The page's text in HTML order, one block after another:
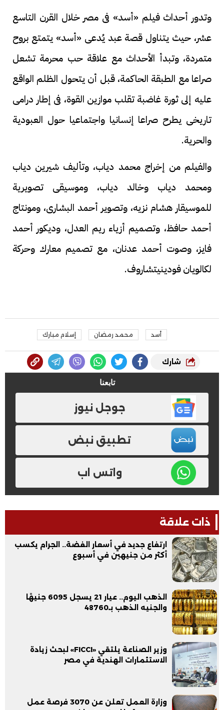
وتدور أحداث فيلم «أسد» فى مصر خلال القرن التاسع
عشر، حيث يتناول قصة عبد يُدعى «أسد» يتمتع بروح
متمردة، وتبدأ الأحداث مع علاقة حب محرمة تشعل
صراعا مع الطبقة الحاكمة، قبل أن يتحول الظلم الواقع
عليه إلى ثورة غاضبة تقلب موازين القوة، فى إطار درامى
تاريخى يطرح صراعا إنسانيا واجتماعيا حول العبودية
والحرية.
والفيلم من إخراج محمد دياب، وتأليف شيرين دياب
ومحمد دياب وخالد دياب، وموسيقى تصويرية
للموسيقار هشام نزيه، وتصوير أحمد البشارى، ومونتاج
أحمد حافظ، وتصميم أزياء ريم العدل، وديكور أحمد
فايز، وصوت أحمد عدنان، مع تصميم معارك وحركة
لكالويان فودينيتشاروف.
أسد محمد رمضان إسلام مبارك
شارك
تابعنا
جوجل نيوز
تطبيق نبض
واتس اب
ذات علاقة
ارتفاع جديد في أسعار الفضة.. الجرام يكسب
أكثر من جنيهين في أسبوع
الذهب اليوم.. عيار 21 يسجل 6095 جنيهًا
والجنيه الذهب بـ48760
وزير الصناعة يلتقي «FICCI» لبحث زيادة
الاستثمارات الهندية في مصر
وزارة العمل تعلن عن 3070 فرصة عمل